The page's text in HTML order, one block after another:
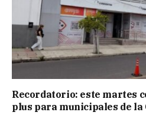
Recordatorio: este martes
plus para municipales de la